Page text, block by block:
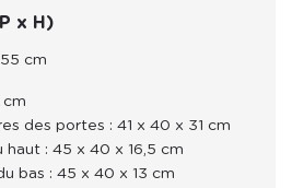
x H)
cm
cm
des portes : 41 x 40 x 31 cm
haut : 45 x 40 x 16,5 cm
bas : 45 x 40 x 13 cm